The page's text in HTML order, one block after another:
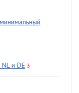
и DE 3